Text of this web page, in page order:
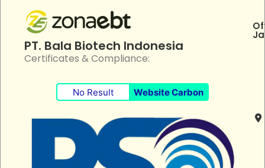
PT. Bala Biotech Indonesia
Certificates & Compliance:
No Result Website Carbon